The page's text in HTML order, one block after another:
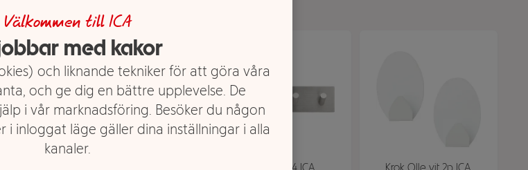
Välkommen till ICA
med kakor
och liknande tekniker för att göra våra
och ge dig en bättre upplevelse. De
i vår marknadsföring. Besöker du någon
i inloggat läge gäller dina inställningar i alla
kanaler.